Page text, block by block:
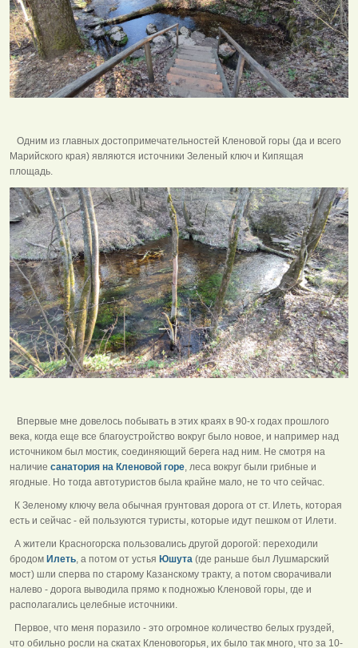
Одним из главных достопримечательностей Кленовой горы (да и всего
Марийского края) являются источники Зеленый ключ и Кипящая
площадь.
Впервые мне довелось побывать в этих краях в 90-х годах прошлого
века, когда еще все благоустройство вокруг было новое, и например над
источником был мостик, соединяющий берега над ним. Не смотря на
наличие санатория на Кленовой горе, леса вокруг были грибные и
ягодные. Но тогда автотуристов была крайне мало, не то что сейчас.
К Зеленому ключу вела обычная грунтовая дорога от ст. Илеть, которая
есть и сейчас - ей пользуются туристы, которые идут пешком от Илети.
А жители Красногорска пользовались другой дорогой: переходили
бродом Илеть, а потом от устья Юшута (где раньше был Лушмарский
мост) шли сперва по старому Казанскому тракту, а потом сворачивали
налево - дорога выводила прямо к подножью Кленовой горы, где и
располагались целебные источники.
Первое, что меня поразило - это огромное количество белых груздей,
что обильно росли на скатах Кленовогорья, их было так много, что за 10-